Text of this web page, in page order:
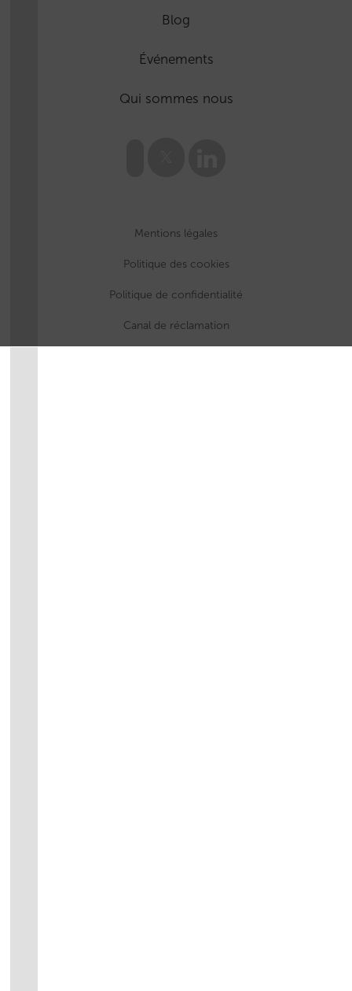
Blog
Événements
Qui sommes nous
Mentions légales
Politique des cookies
Politique de confidentialité
Canal de réclamation